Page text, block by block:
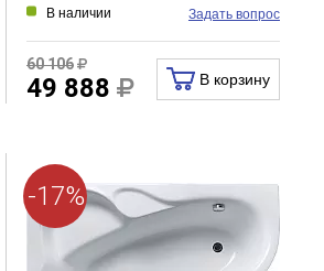
В наличии Задать вопрос
60 106
49 888 В корзину
-17%